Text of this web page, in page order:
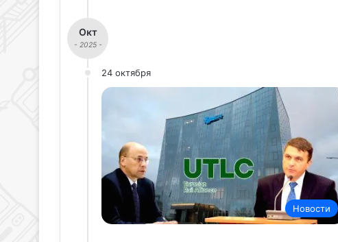
Окт
- 2025 -
24 октября
Новости